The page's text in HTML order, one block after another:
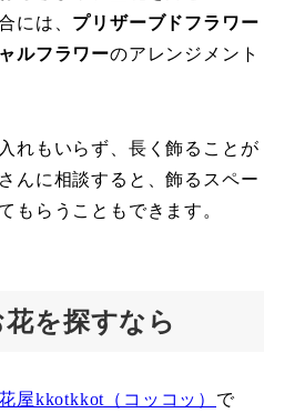
には、 プリザーブドフラワー
ルフラワーのアレンジメント
れもいらず、長く飾ることが
んに相談すると、飾るスペー
もらうこともできます。
を探すなら
屋kkotkkot（コッコッ） で